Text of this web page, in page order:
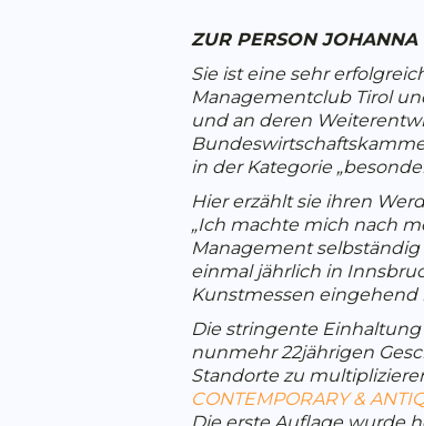
ZUR PERSON
Sie ist eine sehr
Managementclub Tirol
und an deren
in der Kategorie
Hier erzählt sie ihren
„Ich machte mich nach
Management selbständig
einmal jährlich in
Kunstmessen eingehend
Die stringente
nunmehr 22jährigen
Standorte zu
CONTEMPORARY &
Die erste Auflage wurde